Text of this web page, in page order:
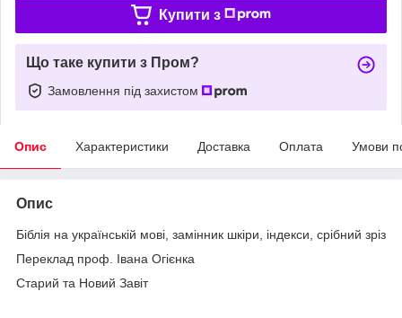
Купити з
Що таке купити з Пром?
Замовлення під захистом
Опис Характеристики Доставка Оплата Умови
Опис
Біблія на українській мові, замінник шкіри, індекси, срібний зріз
Переклад проф. Івана Огієнка
Старий та Новий Завіт